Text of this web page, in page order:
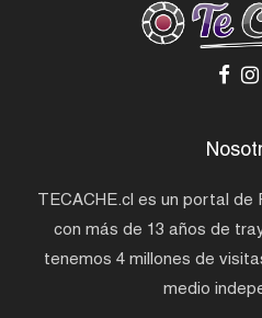
TECACHE.cl es un portal de
con más de 13 años de
tenemos 4 millones de
medio